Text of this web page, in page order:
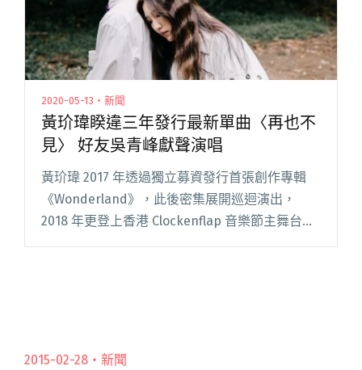
2020-05-13・新聞
黃玠瑋睽違三年發行最新單曲〈再也不
見〉 好友吳青峰獻聲演唱
黃玠瑋 2017 年透過獨立募資發行首張創作專輯
《Wonderland》，此後密集展開巡迴演出，
2018 年更登上香港 Clockenflap 音樂節主舞台，
2015-02-28・ 新聞